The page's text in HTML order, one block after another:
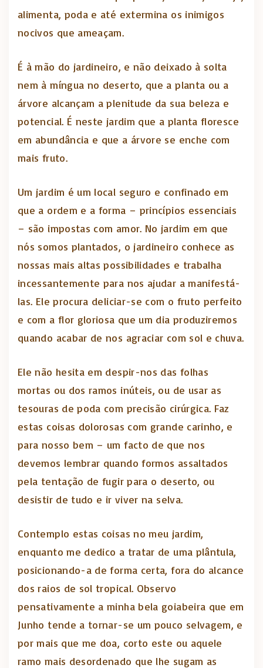
alimenta, poda e até extermina os inimigos
nocivos que ameaçam.
É à mão do jardineiro, e não deixado à solta
nem à míngua no deserto, que a planta ou a
árvore alcançam a plenitude da sua beleza e
potencial. É neste jardim que a planta floresce
em abundância e que a árvore se enche com
mais fruto.
Um jardim é um local seguro e confinado em
que a ordem e a forma – princípios essenciais
– são impostas com amor. No jardim em que
nós somos plantados, o jardineiro conhece as
nossas mais altas possibilidades e trabalha
incessantemente para nos ajudar a manifestá-
las. Ele procura deliciar-se com o fruto perfeito
e com a flor gloriosa que um dia produziremos
quando acabar de nos agraciar com sol e chuva.
Ele não hesita em despir-nos das folhas
mortas ou dos ramos inúteis, ou de usar as
tesouras de poda com precisão cirúrgica. Faz
estas coisas dolorosas com grande carinho, e
para nosso bem – um facto de que nos
devemos lembrar quando formos assaltados
pela tentação de fugir para o deserto, ou
desistir de tudo e ir viver na selva.
Contemplo estas coisas no meu jardim,
enquanto me dedico a tratar de uma plântula,
posicionando-a de forma certa, fora do alcance
dos raios de sol tropical. Observo
pensativamente a minha bela goiabeira que em
Junho tende a tornar-se um pouco selvagem, e
por mais que me doa, corto este ou aquele
ramo mais desordenado que lhe sugam as